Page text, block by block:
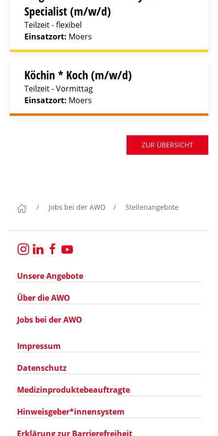
Specialist (m/w/d)
Teilzeit - flexibel
Einsatzort: Moers
Köchin * Koch (m/w/d)
Teilzeit - Vormittag
Einsatzort: Moers
ZUR ÜBERSICHT
Jobs bei der AWO Stellenangebote
Unsere Angebote
Über die AWO
Jobs bei der AWO
Impressum
Datenschutz
Medizinproduktebeauftragte
Hinweisgeber*innensystem
Erklärung zur Barrierefreiheit